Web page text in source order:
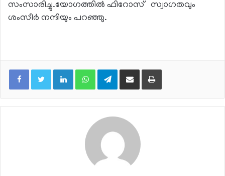
സംസാരിച്ചു.യോഗത്തിൽ ഫിറോസ് സ്വാഗതവും
ശംസീർ നന്ദിയും പറഞ്ഞു.
LinkedInWhatsAppTelegramShare via Email Print